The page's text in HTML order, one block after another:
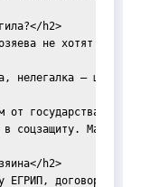
h2>
не хотят 13%
нелегалка – шанс.
от государства</h2>
соцзащиту.
h2>
ЕГРИП, договоры с